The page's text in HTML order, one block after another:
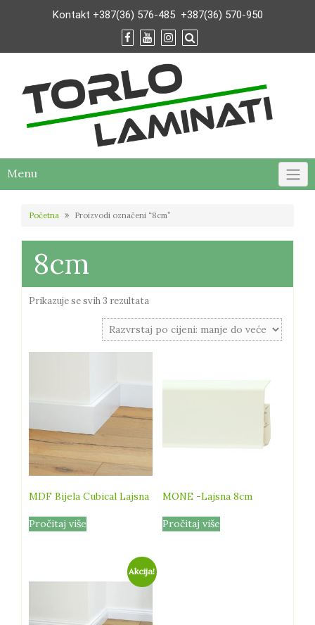
Kontakt +387(36) 576-485 +387(36) 570-950
Menu
Početna Proizvodi označeni “8cm”
8cm
Prikazuje se svih 3 rezultata
cijeni:
od
niske
MDF Bijela Cubical Lajsna
Pročitaj više
MONE -Lajsna 8cm
Pročitaj više
Akcija!